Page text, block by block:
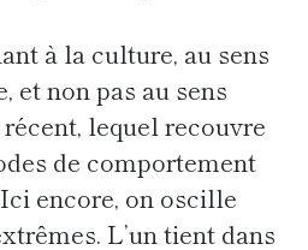
à la culture, au sens
et non pas au sens
lequel recouvre
de comportement
encore, on oscille
L’un tient dans